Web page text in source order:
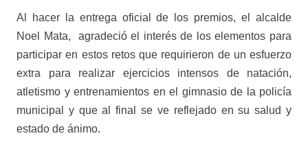
Al hacer la entrega oficial de los premios, el alcalde
Noel Mata, agradeció el interés de los elementos para
participar en estos retos que requirieron de un esfuerzo
extra para realizar ejercicios intensos de natación,
atletismo y entrenamientos en el gimnasio de la policía
municipal y que al final se ve reflejado en su salud y
estado de ánimo.